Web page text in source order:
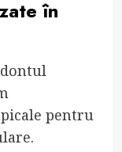
în
pentru